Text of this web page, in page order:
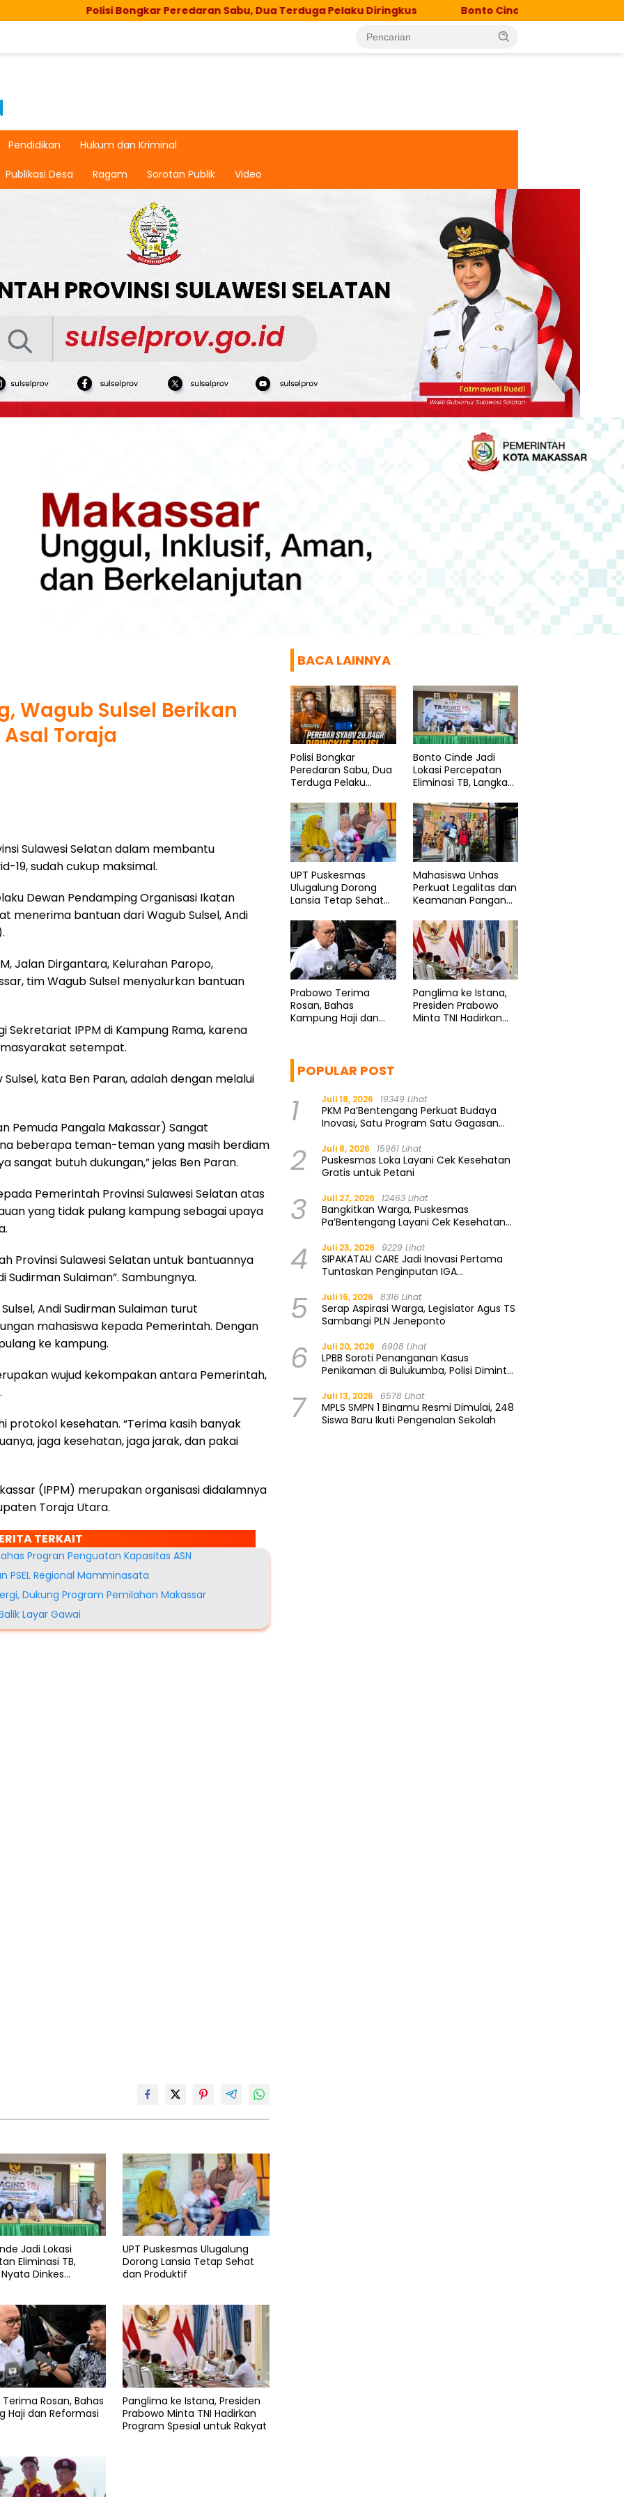
Polisi Bongkar Peredaran Sabu, Dua Terduga Pelaku Diringkus Bonto Cinde Jadi Lokasi Percepatan Eliminasi
Pendidikan Hukum dan Kriminal
Publikasi Desa Ragam Sorotan Publik Video
Wagub Sulsel Berikan
Toraja
Sulawesi Selatan dalam membantu
19, sudah cukup maksimal.
Dewan Pendamping Organisasi Ikatan
menerima bantuan dari Wagub Sulsel, Andi
Jalan Dirgantara, Kelurahan Paropo,
tim Wagub Sulsel menyalurkan bantuan
Sekretariat IPPM di Kampung Rama, karena
setempat.
kata Ben Paran, adalah dengan melalui
Pemuda Pangala Makassar) Sangat
beberapa teman-teman yang masih berdiam
sangat butuh dukungan,” jelas Ben Paran.
Pemerintah Provinsi Sulawesi Selatan atas
yang tidak pulang kampung sebagai upaya
Provinsi Sulawesi Selatan untuk bantuannya
Sulaiman”. Sambungnya.
Andi Sudirman Sulaiman turut
mahasiswa kepada Pemerintah. Dengan
ke kampung.
wujud kekompakan antara Pemerintah,
protokol kesehatan. “Terima kasih banyak
jaga kesehatan, jaga jarak, dan pakai
(IPPM) merupakan organisasi didalamnya
Toraja Utara.
TERKAIT
Progran Penguatan Kapasitas ASN
PSEL Regional Mamminasata
Dukung Program Pemilahan Makassar
Layar Gawai
Jadi Lokasi
Eliminasi TB,
Dinkes
UPT Puskesmas Ulugalung
Dorong Lansia Tetap Sehat
dan Produktif
Rosan, Bahas
Haji dan Reformasi
Panglima ke Istana, Presiden
Prabowo Minta TNI Hadirkan
Program Spesial untuk Rakyat
BACA LAINNYA
Polisi Bongkar
Peredaran Sabu, Dua
Terduga Pelaku
Bonto Cinde Jadi
Lokasi Percepatan
Eliminasi TB, Langkah
Bantaeng
UPT Puskesmas
Ulugalung Dorong
Lansia Tetap Sehat
Mahasiswa Unhas
Perkuat Legalitas dan
Keamanan Pangan
Prabowo Terima
Rosan, Bahas
Kampung Haji dan
Panglima ke Istana,
Presiden Prabowo
Minta TNI Hadirkan
POPULAR POST
1 Juli 18, 2026 19349 Lihat
PKM Pa’Bentengang Perkuat Budaya
Inovasi, Satu Program Satu Gagasan
2 Juli 8, 2026 15961 Lihat
Puskesmas Loka Layani Cek Kesehatan
Gratis untuk Petani
3 Juli 27, 2026 12463 Lihat
Bangkitkan Warga, Puskesmas
Pa’Bentengang Layani Cek Kesehatan
4 Juli 23, 2026 9229 Lihat
SIPAKATAU CARE Jadi Inovasi Pertama
Tuntaskan Penginputan IGA
5 Juli 16, 2026 8316 Lihat
Serap Aspirasi Warga, Legislator Agus TS
Sambangi PLN Jeneponto
6 Juli 20, 2026 6908 Lihat
LPBB Soroti Penanganan Kasus
Penikaman di Bulukumba, Polisi Diminta
7 Juli 13, 2026 6578 Lihat
MPLS SMPN 1 Binamu Resmi Dimulai, 248
Siswa Baru Ikuti Pengenalan Sekolah